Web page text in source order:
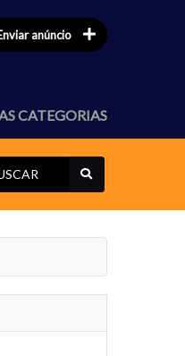
anúncio
CATEGORIAS